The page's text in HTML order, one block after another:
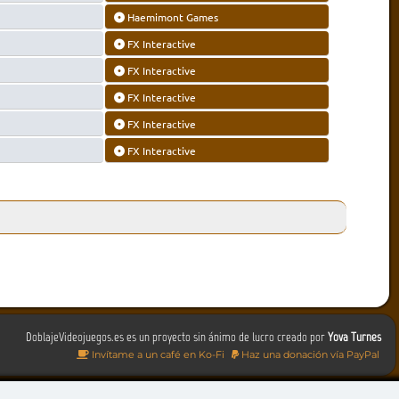
Haemimont Games
FX Interactive
FX Interactive
FX Interactive
FX Interactive
FX Interactive
DoblajeVideojuegos.es es un proyecto sin ánimo de lucro creado porYova Turnes
Invítame a un café en Ko-Fi Haz una donación vía PayPal